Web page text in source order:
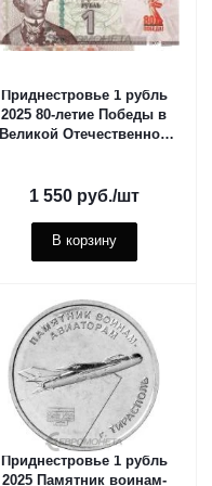
Приднестровье 1 рубль
2025 80-летие Победы в
Великой Отечественной
1 550руб./шт
В корзину
Приднестровье 1 рубль
2025 Памятник воинам-